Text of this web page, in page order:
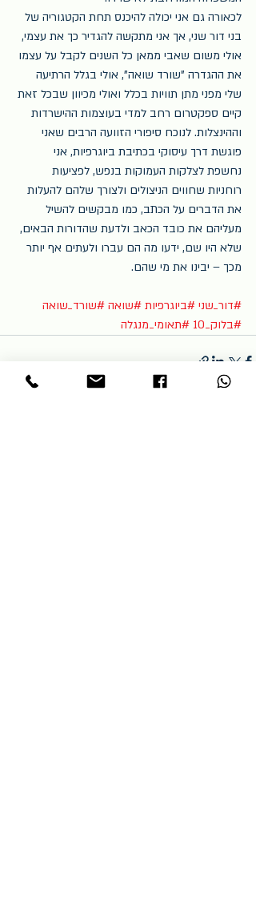
לכאורה גם אני יכולה להיכנס תחת הקטגוריה של
בני דור שני, אך אני מתקשה להגדיר כך את עצמי,
אולי משום שאבי ממאן כל השנים לקבל על עצמו
את ההגדרה "שורד שואה", אולי בגלל הרתיעה
שלי מפני מתן תוויות בכלל ואולי מכיוון שבכל זאת
קיים ספקטרום רחב למדי בעוצמות ההישרדות
וההינצלות. לנוכח סיפורי הזוועה הרבים שאני
פוגשת דרך עיסוקי בכתיבת ביוגרפיות, אני
נחשפת לצלקות העמוקות בנפש, לפציעות
רוחניות שחווים הניצולים ולצורך שלהם להעלות
את הדברים על הכתב, כמו מבקשים להשיל
מעליהם את כובד הכאב ולדעת שהדורות הבאים,
שלא היו שם, ידעו מה הם עברו ולעתים אף יותר
מכך – יבינו את מי שהם.
#דור_שני #ביוגרפיות #שואה #שורד_שואה
#בלוק_10
#תאומי_מנגלה